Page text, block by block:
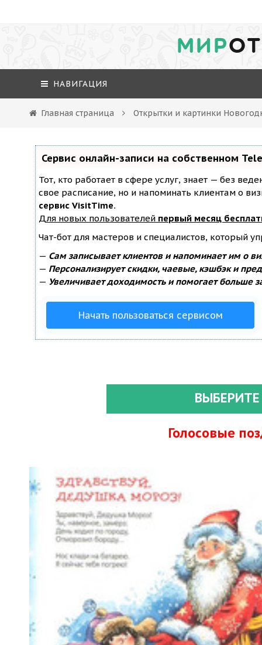
МИР
НАВИГАЦИЯ
Главная страница Открытки и картинки
Сервис онлайн-записи на собственном
Тот, кто работает в сфере услуг, знает — без
свое расписание, но и напоминать клиентам о
сервис VisitTime.
Для новых пользователей первый месяц
Чат-бот для мастеров и специалистов, который
— Сам записывает клиентов и напоминает им о
— Персонализирует скидки, чаевые, кэшбэк и
— Увеличивает доходимость и помогает больше
Начать пользоваться сервисом
Голосовые